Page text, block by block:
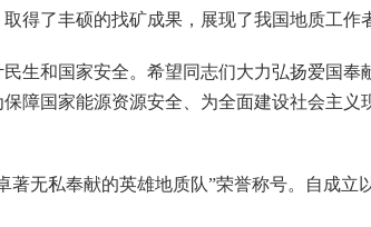
了丰硕的找矿成果，展现了我国地质工作
和国家安全。希望同志们大力弘扬爱国奉
障国家能源资源安全、为全面建设社会主义
私奉献的英雄地质队”荣誉称号。自成立